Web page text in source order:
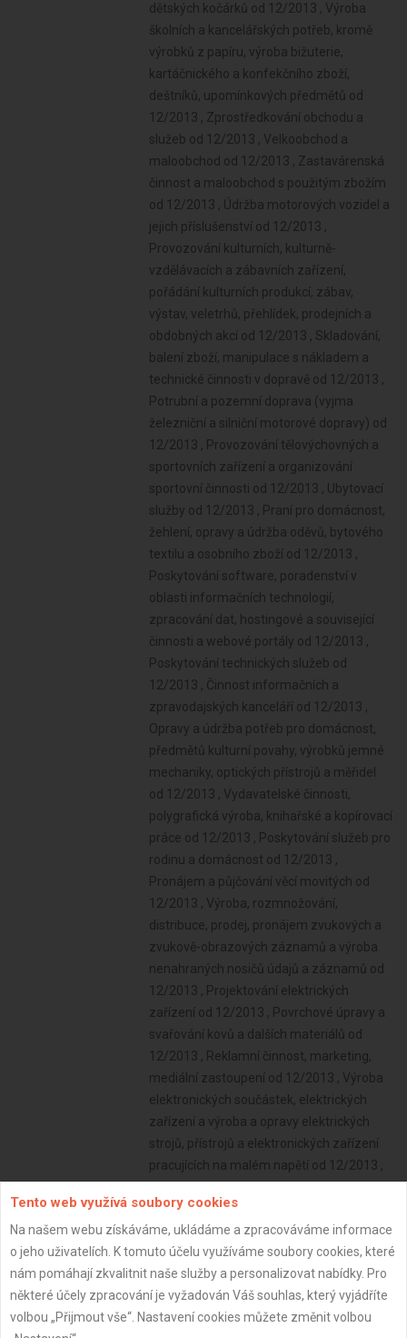
dětských kočárků od 12/2013 , Výroba
školních a kancelářských potřeb, kromě
výrobků z papíru, výroba bižuterie,
kartáčnického a konfekčního zboží,
deštníků, upomínkových předmětů od
12/2013 , Zprostředkování obchodu a
služeb od 12/2013 , Velkoobchod a
maloobchod od 12/2013 , Zastavárenská
činnost a maloobchod s použitým zbožím
od 12/2013 , Údržba motorových vozidel a
jejich příslušenství od 12/2013 ,
Provozování kulturních, kulturně-
vzdělávacích a zábavních zařízení,
pořádání kulturních produkcí, zábav,
výstav, veletrhů, přehlídek, prodejních a
obdobných akcí od 12/2013 , Skladování,
balení zboží, manipulace s nákladem a
technické činnosti v dopravě od 12/2013 ,
Potrubní a pozemní doprava (vyjma
železniční a silniční motorové dopravy) od
12/2013 , Provozování tělovýchovných a
sportovních zařízení a organizování
sportovní činnosti od 12/2013 , Ubytovací
služby od 12/2013 , Praní pro domácnost,
žehlení, opravy a údržba oděvů, bytového
textilu a osobního zboží od 12/2013 ,
Poskytování software, poradenství v
oblasti informačních technologií,
zpracování dat, hostingové a související
činnosti a webové portály od 12/2013 ,
Poskytování technických služeb od
12/2013 , Činnost informačních a
zpravodajských kanceláří od 12/2013 ,
Opravy a údržba potřeb pro domácnost,
předmětů kulturní povahy, výrobků jemné
mechaniky, optických přístrojů a měřidel
od 12/2013 , Vydavatelské činnosti,
polygrafická výroba, knihařské a kopírovací
práce od 12/2013 , Poskytování služeb pro
rodinu a domácnost od 12/2013 ,
Pronájem a půjčování věcí movitých od
12/2013 , Výroba, rozmnožování,
distribuce, prodej, pronájem zvukových a
zvukově-obrazových záznamů a výroba
nenahraných nosičů údajů a záznamů od
12/2013 , Projektování elektrických
zařízení od 12/2013 , Povrchové úpravy a
svařování kovů a dalších materiálů od
12/2013 , Reklamní činnost, marketing,
mediální zastoupení od 12/2013 , Výroba
elektronických součástek, elektrických
zařízení a výroba a opravy elektrických
strojů, přístrojů a elektronických zařízení
pracujících na malém napětí od 12/2013 ,
domácnost od 12/2013 , Nákup, prodej,
správa a údržba nemovitostí od 03/2020 ,
Testování, měření, analýzy a kontroly od
04/2023 , Provozování cestovní agentury
a průvodcovská činnost v oblasti
cestovního ruchu od 04/2023 ,
Tento web využívá soubory cookies
Na našem webu získáváme, ukládáme a zpracováváme informace
o jeho uživatelích. K tomuto účelu využíváme soubory cookies, které
nám pomáhají zkvalitnit naše služby a personalizovat nabídky. Pro
některé účely zpracování je vyžadován Váš souhlas, který vyjádříte
volbou „Přijmout vše“. Nastavení cookies můžete změnit volbou